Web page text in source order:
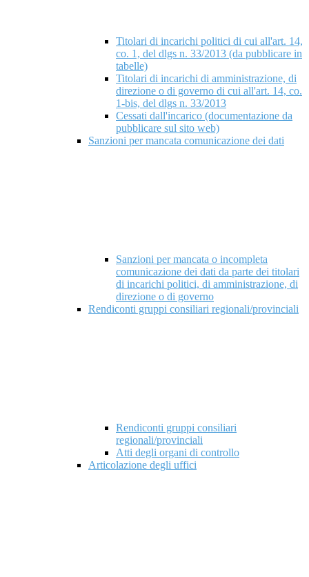
Titolari di incarichi politici di cui all'art. 14,
co. 1, del dlgs n. 33/2013 (da pubblicare in
tabelle)
Titolari di incarichi di amministrazione, di
direzione o di governo di cui all'art. 14, co.
1-bis, del dlgs n. 33/2013
Cessati dall'incarico (documentazione da
pubblicare sul sito web)
Sanzioni per mancata comunicazione dei dati
Sanzioni per mancata o incompleta
comunicazione dei dati da parte dei titolari
di incarichi politici, di amministrazione, di
direzione o di governo
Rendiconti gruppi consiliari regionali/provinciali
Rendiconti gruppi consiliari
regionali/provinciali
Atti degli organi di controllo
Articolazione degli uffici